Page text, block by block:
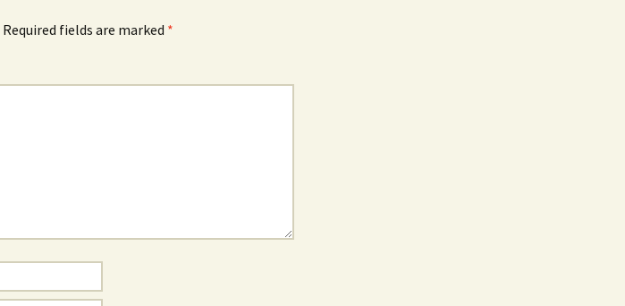
Required fields are marked *